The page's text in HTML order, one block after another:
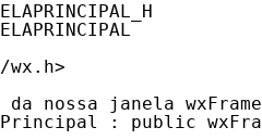
wx.h>
nossa janela wxFrame
: public